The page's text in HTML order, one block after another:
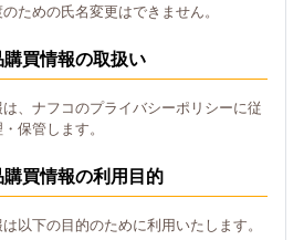
ための氏名変更はできません。
買情報の取扱い
、ナフコのプライバシーポリシーに従
保管します。
買情報の利用目的
以下の目的のために利用いたします。